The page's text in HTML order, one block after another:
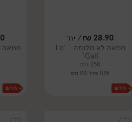
28.90
₪/ יח׳
חמאה לא מלוחה - 'Le
Gall'
250 גרם
11.56 ₪ ל-100 גרם
חמאה